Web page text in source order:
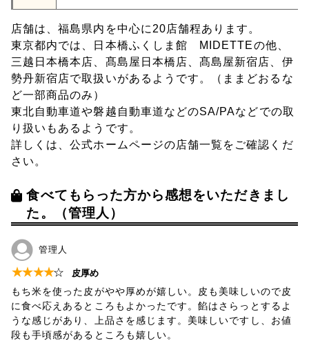
店舗は、福島県内を中心に20店舗程あります。
東京都内では、日本橋ふくしま館 MIDETTEの他、
三越日本橋本店、髙島屋日本橋店、髙島屋新宿店、伊
勢丹新宿店で取扱いがあるようです。（ままどおるな
ど一部商品のみ）
東北自動車道や磐越自動車道などのSA/PAなどでの取
り扱いもあるようです。
詳しくは、公式ホームページの店舗一覧をご確認くだ
さい。
食べてもらった方から感想をいただきまし
た。（管理人）
管理人
★★★★☆ 皮厚め
もち米を使った皮がやや厚めが嬉しい。皮も美味しいので皮
に食べ応えあるところもよかったです。餡はさらっとするよ
うな感じがあり、上品さを感じます。美味しいですし、お値
段も手頃感があるところも嬉しい。